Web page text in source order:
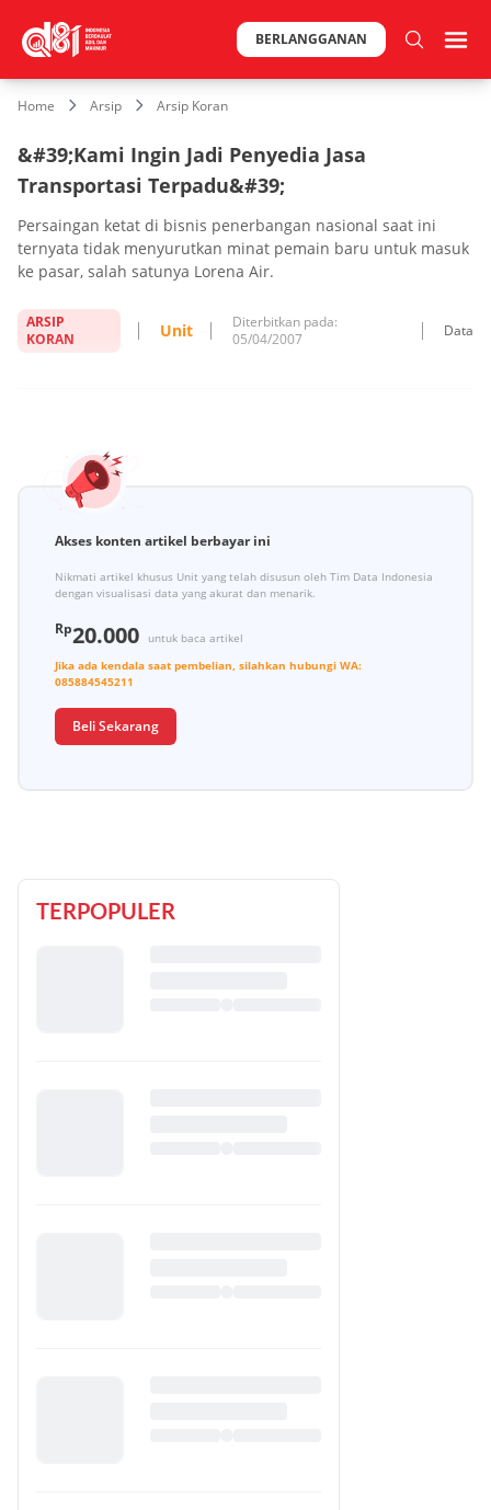
BERLANGGANAN
Home Arsip Arsip Koran
&#39;Kami Ingin Jadi Penyedia Jasa
Transportasi Terpadu&#39;
Persaingan ketat di bisnis penerbangan nasional saat ini
ternyata tidak menyurutkan minat pemain baru untuk masuk
ke pasar, salah satunya Lorena Air.
ARSIP
KORAN
Unit
Diterbitkan pada:
05/04/2007
Data
Akses konten artikel berbayar ini
Nikmati artikel khusus Unit yang telah disusun oleh Tim Data Indonesia
dengan visualisasi data yang akurat dan menarik.
Rp20.000
untuk baca artikel
Jika ada kendala saat pembelian, silahkan hubungi WA:
085884545211
Beli Sekarang
TERPOPULER